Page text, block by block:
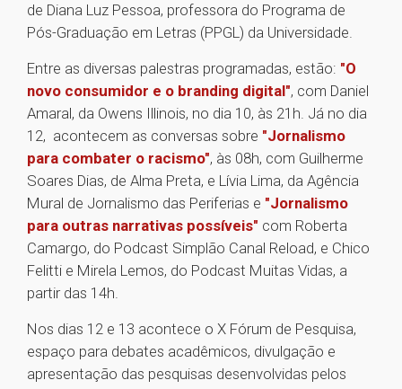
de Diana Luz Pessoa, professora do Programa de
Pós-Graduação em Letras (PPGL) da Universidade.
Entre as diversas palestras programadas, estão: "O
novo consumidor e o branding digital", com Daniel
Amaral, da Owens Illinois, no dia 10, às 21h. Já no dia
12, acontecem as conversas sobre "Jornalismo
para combater o racismo", às 08h, com Guilherme
Soares Dias, de Alma Preta, e Lívia Lima, da Agência
Mural de Jornalismo das Periferias e "Jornalismo
para outras narrativas possíveis" com Roberta
Camargo, do Podcast Simplão Canal Reload, e Chico
Felitti e Mirela Lemos, do Podcast Muitas Vidas, a
partir das 14h.
Nos dias 12 e 13 acontece o X Fórum de Pesquisa,
espaço para debates acadêmicos, divulgação e
apresentação das pesquisas desenvolvidas pelos